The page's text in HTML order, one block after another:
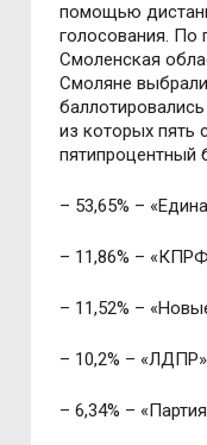
помощью
голосования. По
Смоленская
Смоляне
из которых пять
пятипроцентный
– 53,65% – «
– 11,86% – «КПРФ
– 11,52% – «
– 10,2% – «ЛДПР»
–6,34% – «